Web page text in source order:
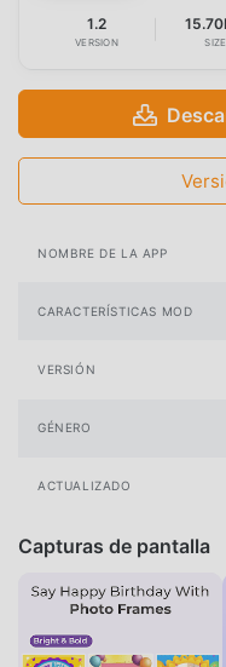
1.2
VERSION SIZE
NOMBRE DE LA APP
CARACTERÍSTICAS MOD
VERSIÓN
GÉNERO
ACTUALIZADO
Capturas de pantalla